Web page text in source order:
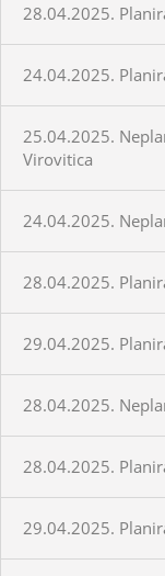
28.04.2025.
24.04.2025.
25.04.2025.
Virovitica
24.04.2025.
28.04.2025.
29.04.2025.
28.04.2025.
28.04.2025.
29.04.2025.